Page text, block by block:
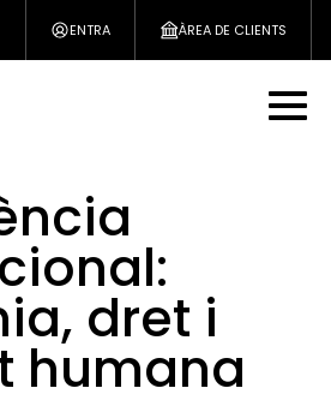
ENTRA ÀREA DE CLIENTS
dret i
humana